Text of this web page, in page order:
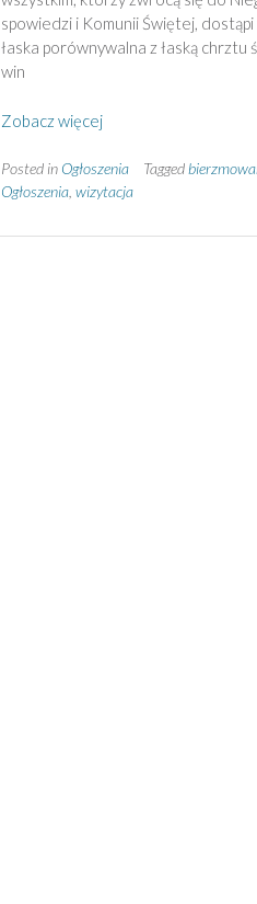
spowiedzi i Komunii Świętej,
łaska porównywalna z łaską chrztu
win
Zobacz więcej
Posted in Ogłoszenia Tagged
Ogłoszenia, wizytacja